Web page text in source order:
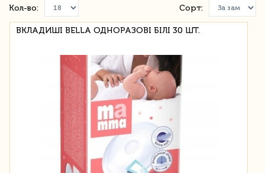
Кол-во: Сорт:
ВКЛАДИШІ BELLA ОДНОРАЗОВІ БІЛІ 30 ШТ.